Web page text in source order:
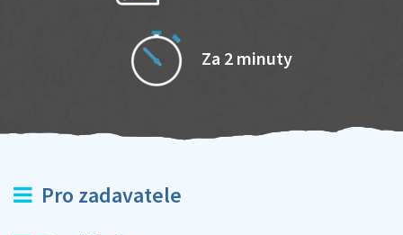
Za 2 minuty
Pro zadavatele